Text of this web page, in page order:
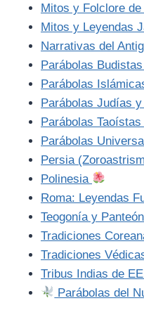
Mitos y Folclore de
Mitos y Leyendas
Narrativas del
Parábolas
Parábolas
Parábolas Judías
Parábolas
Parábolas
Persia
Polinesia
Roma: Leyendas
Teogonía y
Tradiciones
Tradiciones
Tribus Indias de
Parábolas del